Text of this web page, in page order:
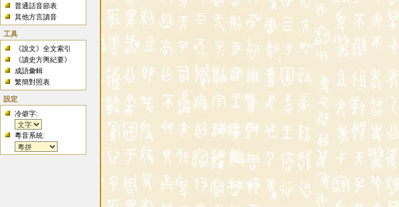
普通話音節表
其他方言讀音
工具
《說文》全文索引
《讀史方輿紀要》
成語彙輯
繁簡對照表
設定
冷僻字:
粵音系統: